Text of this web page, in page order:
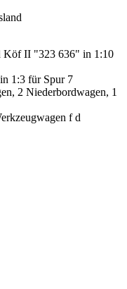
Köf II "323 636" in 1:10
1:3 für Spur 7
2 Niederbordwagen, 1
f d